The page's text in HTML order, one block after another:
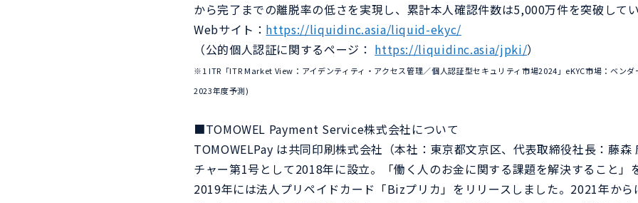
から完了までの離脱率の低さを実現し、累計本人確認件数は5,000万件を突破して
Webサイト： https://liquidinc.asia/liquid-ekyc/
（公的個人認証に関するページ： https://liquidinc.asia/jpki/）
※1 ITR「ITR Market View：アイデンティティ・アクセス管理／個人認証型セキュリティ市場2024」eKYC市場：ベン
2023年度予測)
■TOMOWEL Payment Service株式会社について
TOMOWELPay は共同印刷株式会社（本社：東京都文京区、代表取締役社長：藤森
チャー第1号として2018年に設立。「働く人のお金に関する課題を解決すること」
2019年には法人プリペイドカード「Bizプリカ」をリリースしました。2021年か